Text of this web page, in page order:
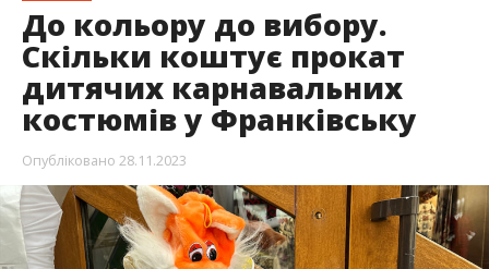
До кольору до вибору.
Скільки коштує прокат
дитячих карнавальних
костюмів у Франківську
Опубліковано 28.11.2023